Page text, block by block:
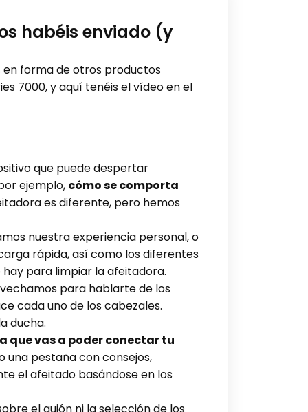
habéis enviado (y
en forma de otros productos
7000, y aquí tenéis el vídeo en el
que puede despertar
ejemplo, cómo se comporta
es diferente, pero hemos
nuestra experiencia personal, o
rápida, así como los diferentes
para limpiar la afeitadora.
para hablarte de los
cada uno de los cabezales.
ducha.
que vas a poder conectar tu
una pestaña con consejos,
el afeitado basándose en los
el guión ni la selección de los